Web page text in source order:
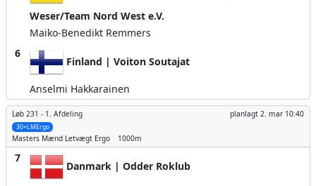
Weser/Team Nord West e.V.
Maiko-Benedikt Remmers
6
Finland | Voiton Soutajat
Anselmi Hakkarainen
Løb 231 - 1. Afdeling planlagt 2. mar 10:40
30+LMErgo
Masters Mænd Letvægt Ergo 1000m
7
Danmark | Odder Roklub